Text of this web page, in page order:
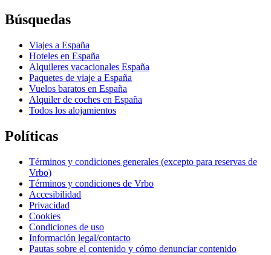
Búsquedas
Viajes a España
Hoteles en España
Alquileres vacacionales España
Paquetes de viaje a España
Vuelos baratos en España
Alquiler de coches en España
Todos los alojamientos
Políticas
Términos y condiciones generales (excepto para reservas de
Vrbo)
Términos y condiciones de Vrbo
Accesibilidad
Privacidad
Cookies
Condiciones de uso
Información legal/contacto
Pautas sobre el contenido y cómo denunciar contenido